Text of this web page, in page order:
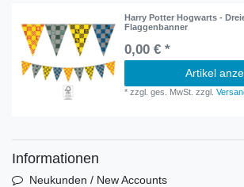
Harry Potter Hogwarts -
Flaggenbanner
0,00 € *
Artikel
*zzgl. ges. MwSt. zzgl.
Informationen
Neukunden / New Accounts